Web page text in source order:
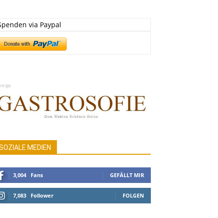
via Paypal
MEDIEN
3,004 Fans GEFÄLLT MIR
7,083 Follower FOLGEN